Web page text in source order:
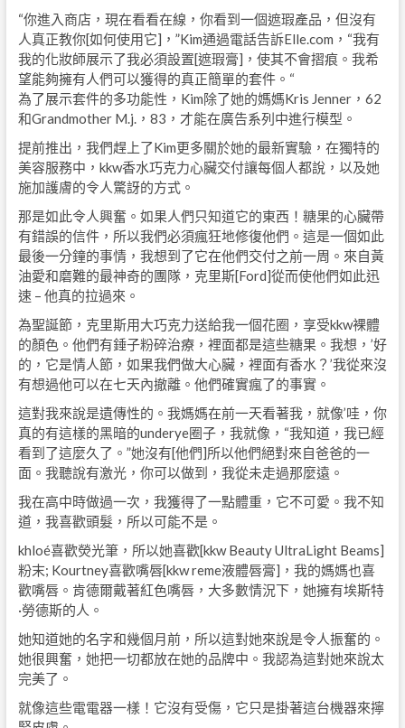
“你進入商店，現在看看在線，你看到一個遮瑕產品，但沒有
人真正教你[如何使用它]，”Kim通過電話告訴Elle.com，“我有
我的化妝師展示了我必須設置[遮瑕膏]，使其不會摺痕。我希
望能夠擁有人們可以獲得的真正簡單的套件。“
為了展示套件的多功能性，Kim除了她的媽媽Kris Jenner，62
和Grandmother M.j.，83，才能在廣告系列中進行模型。
提前推出，我們趕上了Kim更多關於她的最新實驗，在獨特的
美容服務中，kkw香水巧克力心臟交付讓每個人都說，以及她
施加護膚的令人驚訝的方式。
那是如此令人興奮。如果人們只知道它的東西！糖果的心臟帶
有錯誤的信件，所以我們必須瘋狂地修復他們。這是一個如此
最後一分鐘的事情，我想到了它在他們交付之前一周。來自黃
油愛和磨難的最神奇的團隊，克里斯[Ford]從而使他們如此迅
速 – 他真的拉過來。
為聖誕節，克里斯用大巧克力送給我一個花圈，享受kkw裸體
的顏色。他們有錘子粉碎治療，裡面都是這些糖果。我想，’好
的，它是情人節，如果我們做大心臟，裡面有香水？’我從來沒
有想過他可以在七天內撤離。他們確實瘋了的事實。
這對我來說是遺傳性的。我媽媽在前一天看著我，就像’哇，你
真的有這樣的黑暗的underye圈子，我就像，“我知道，我已經
看到了這麼久了。”她沒有[他們]所以他們絕對來自爸爸的一
面。我聽說有激光，你可以做到，我從未走過那麼遠。
我在高中時做過一次，我獲得了一點體重，它不可愛。我不知
道，我喜歡頭髮，所以可能不是。
khloé喜歡熒光筆，所以她喜歡[kkw Beauty UltraLight Beams]
粉末; Kourtney喜歡嘴唇[kkw reme液體唇膏]，我的媽媽也喜
歡嘴唇。肯德爾戴著紅色嘴唇，大多數情況下，她擁有埃斯特
·勞德斯的人。
她知道她的名字和幾個月前，所以這對她來說是令人振奮的。
她很興奮，她把一切都放在她的品牌中。我認為這對她來說太
完美了。
就像這些電電器一樣！它沒有受傷，它只是掛著這台機器來擰